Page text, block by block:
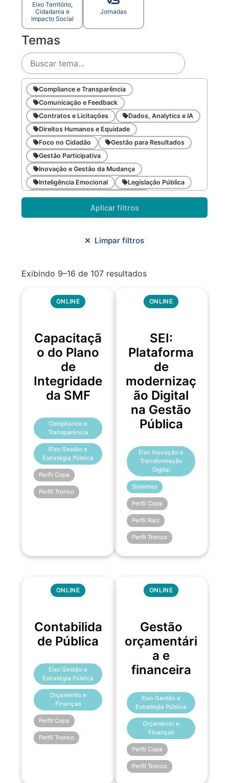
Eixo Território,
Cidadania e
Impacto Social
Jornadas
Temas
Compliance e Transparência
Comunicação e Feedback
Contratos e Licitações
Dados, Analytics e IA
Direitos Humanos e Equidade
Foco no Cidadão
Gestão para Resultados
Gestão Participativa
Inovação e Gestão da Mudança
Inteligência Emocional
Legislação Pública
Meio Ambiente e Sustentabilidade
Metodologias Ágeis
Orçamento e Finanças
Planejamento Urbano/Mobilidade
Aplicar filtros
Limpar filtros
Exibindo 9–16 de 107 resultados
ONLINE
Capacitaçã
o do Plano
de
Integridade
da SMF
Compliance e
Transparência
Eixo Gestão e
Estratégia Pública
Perfil Copa
Perfil Tronco
ONLINE
SEI:
Plataforma
de
modernizaç
ão Digital
na Gestão
Pública
Eixo Inovação e
Transformação
Digital
Sistemas
Perfil Copa
Perfil Raiz
Perfil Tronco
ONLINE
Contabilida
de Pública
Eixo Gestão e
Estratégia Pública
Orçamento e
Finanças
Perfil Copa
Perfil Tronco
ONLINE
Gestão
orçamentári
a e
financeira
Eixo Gestão e
Estratégia Pública
Orçamento e
Finanças
Perfil Copa
Perfil Tronco